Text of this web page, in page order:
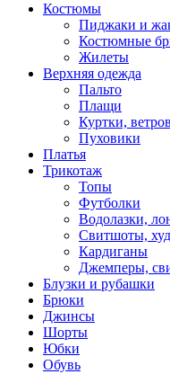
Костюмы
Пиджаки и
Костюмные
Жилеты
Верхняя одежда
Пальто
Плащи
Куртки,
Пуховики
Платья
Трикотаж
Топы
Футболки
Водолазки,
Свитшоты,
Кардиганы
Джемперы,
Блузки и рубашки
Брюки
Джинсы
Шорты
Юбки
Обувь